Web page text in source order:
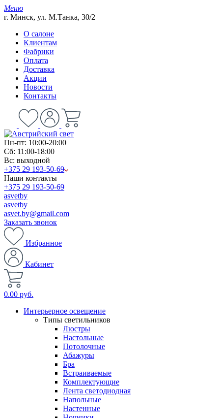
Меню
г. Минск, ул. М.Танка, 30/2
О салоне
Клиентам
Фабрики
Оплата
Доставка
Акции
Новости
Контакты
Пн-пт: 10:00-20:00
Сб: 11:00-18:00
Вс: выходной
+375 29 193-50-69
Наши контакты
+375 29 193-50-69
asvetby
asvetby
asvet.by@gmail.com
Заказать звонок
Избранное
Кабинет
0.00 руб.
Интерьерное освещение
Типы светильников
Люстры
Настольные
Потолочные
Абажуры
Бра
Встраиваемые
Комплектующие
Лента светодиодная
Напольные
Настенные